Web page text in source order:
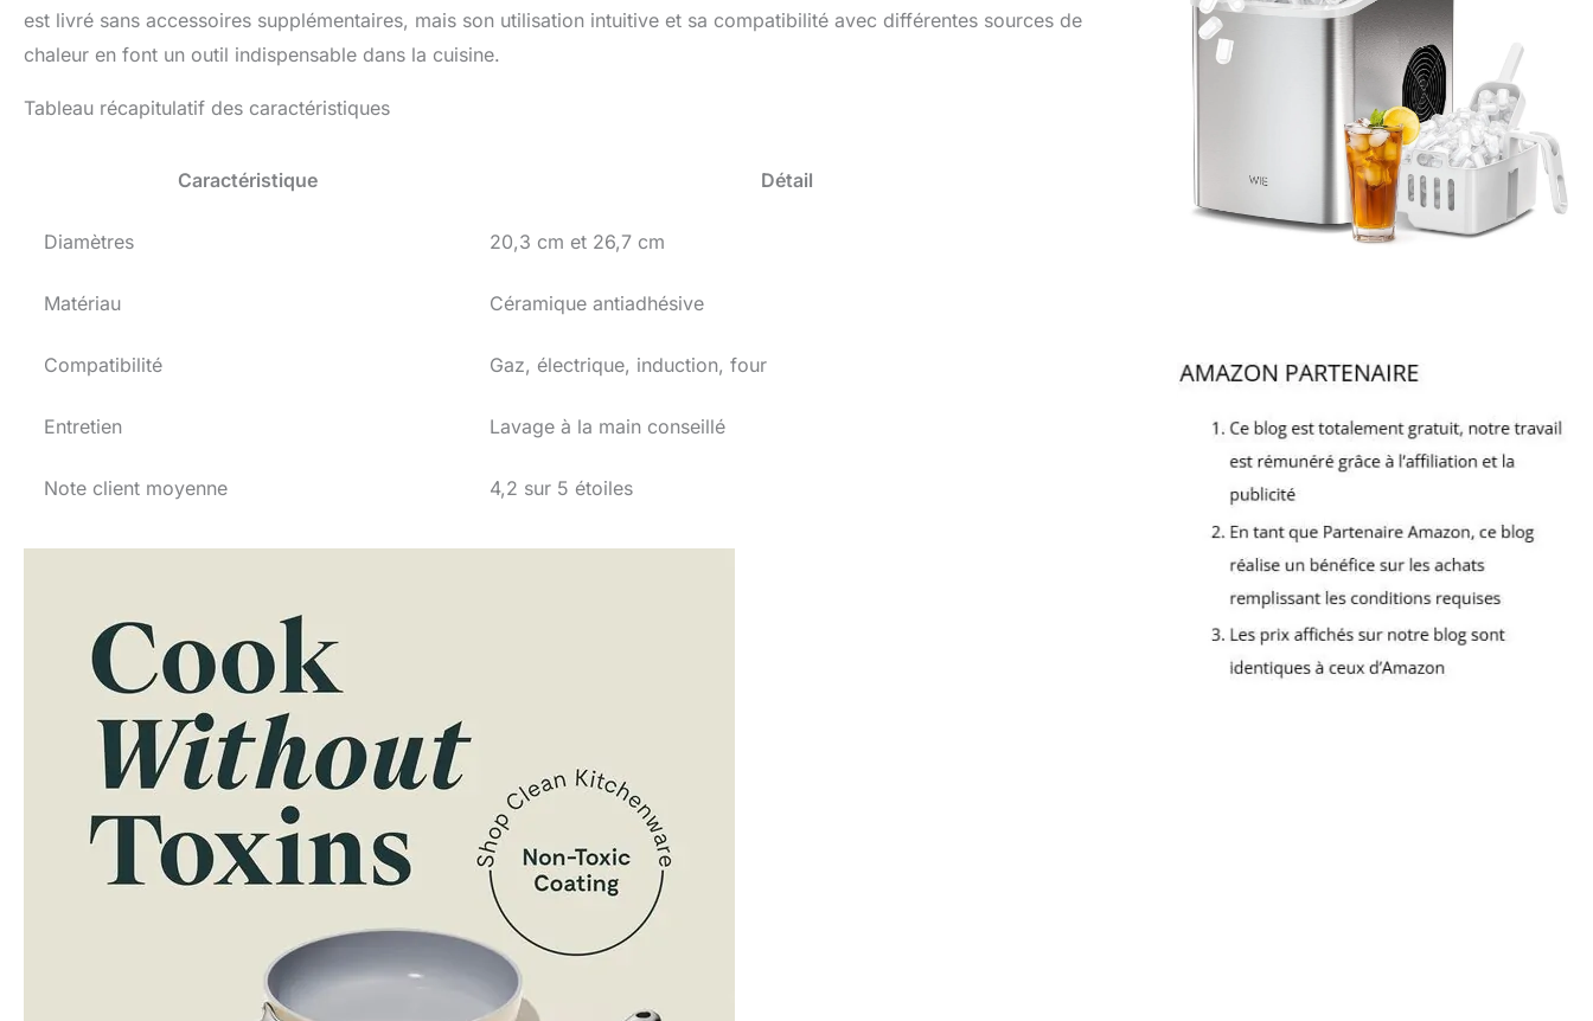
est livré sans accessoires supplémentaires, mais son utilisation intuitive et sa compatibilité avec différentes sources de
chaleur en font un outil indispensable dans la cuisine.
Tableau récapitulatif des caractéristiques
Caractéristique Détail
Diamètres 20,3 cm et 26,7 cm
Matériau Céramique antiadhésive
Compatibilité Gaz, électrique, induction, four
Entretien Lavage à la main conseillé
Note client moyenne 4,2 sur 5 étoiles